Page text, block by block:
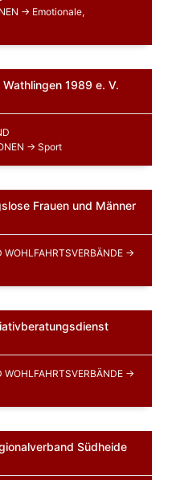
-> Emotionale,
1989 e. V.
-> Sport
Frauen und Männer
->
->
Südheide